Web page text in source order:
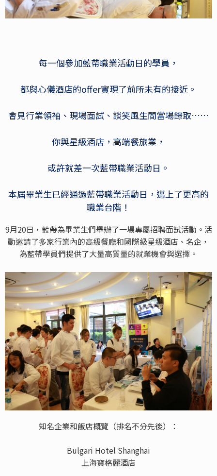
每一個參加藍帶職業活動日的學員，
都與心儀酒店的offer實現了前所未有的接近。
會見行業領袖、現場面試、談笑風生間當場錄取……
你與星級酒店，高端餐旅業，
或許就差一次藍帶職業活動日。
本屆畢業生已經通過藍帶職業活動日，邁上了更高的
職業台階！
9月20日，藍帶為畢業生們舉辦了一場專屬招聘面試活動。活
動邀請了多家行業內的高級餐廳和國際級星級酒店、名企，
為藍帶學員們提供了大量高質量的就業機會與選擇。
知名企業和飯店概覽（排名不分先後）：
Bulgari Hotel Shanghai
上海寶格麗酒店